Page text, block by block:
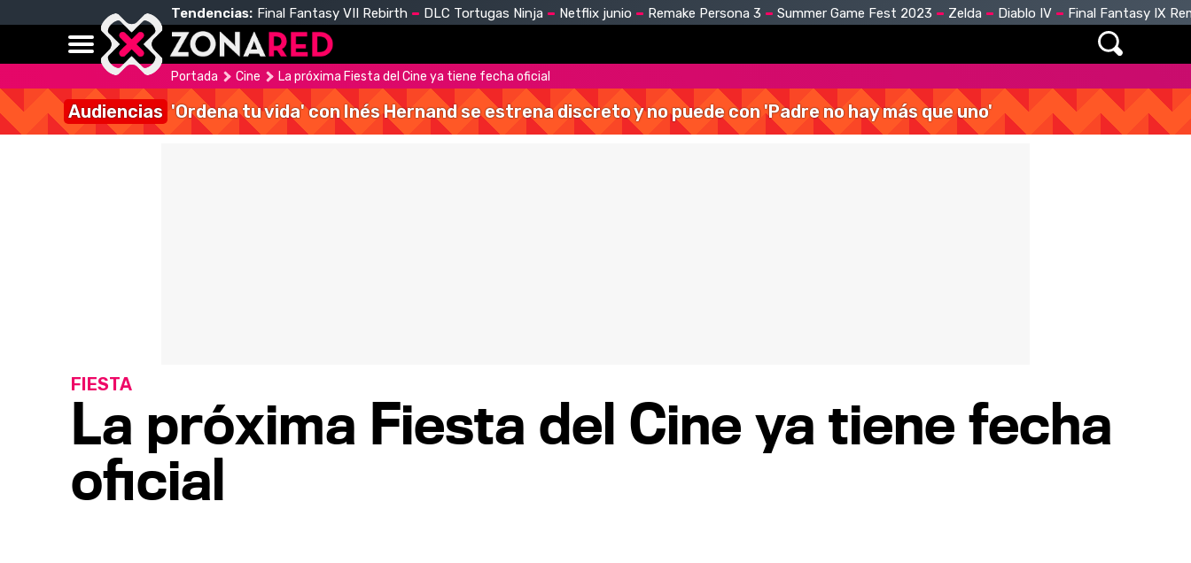
Tendencias: Final Fantasy VII Rebirth DLC Tortugas Ninja Netflix junio Remake Persona 3 Summer Game Fest 2023 Zelda Diablo IV Final Fantasy IX
Portada Cine La próxima Fiesta del Cine ya tiene fecha oficial
Audiencias 'Ordena tu vida' con Inés Hernand se estrena discreto y no puede con 'Padre no hay más que uno'
La próxima Fiesta del Cine ya tiene fecha
oficial
FIESTA